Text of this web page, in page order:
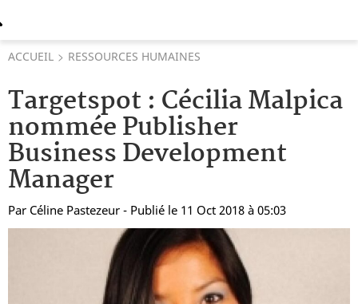
ACCUEIL RESSOURCES HUMAINES
Targetspot : Cécilia Malpica
nommée Publisher
Business Development
Manager
Par Céline Pastezeur - Publié le 11 Oct 2018 à 05:03